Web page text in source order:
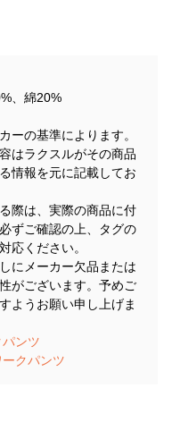
、綿20%
ーの基準によります。
はラクスルがその商品
情報を元に記載してお
際は、実際の商品に付
ずご確認の上、タグの
応ください。
にメーカー欠品または
がございます。予めご
ようお願い申し上げま
パンツ
ークパンツ